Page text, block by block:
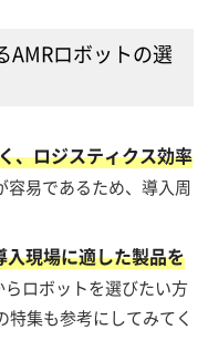
AMRロボットの選
、ロジスティクス効率
容易であるため、導入周
入現場に適した製品を
ロボットを選びたい方
特集も参考にしてみてく